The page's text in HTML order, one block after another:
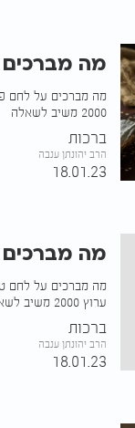
מה
מה מברכים על לחם
2000 משיב לשאלה
ברכות
הרב יהונתן ענבה
18.01.23
מה
מה מברכים על לחם
ערוץ 2000 משיב לשאלה
ברכות
הרב יהונתן ענבה
18.01.23